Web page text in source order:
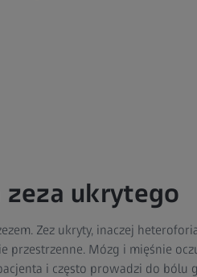
ukrytego
Zez ukryty, inaczej
przestrzenne. Mózg i mięśnie
i często prowadzi do bólu